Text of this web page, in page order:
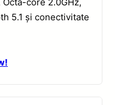
Octa-core 2.0GHz,
5.1 și conectivitate